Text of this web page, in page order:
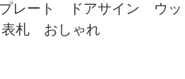
レート ドアサイン ウ
札 おしゃれ